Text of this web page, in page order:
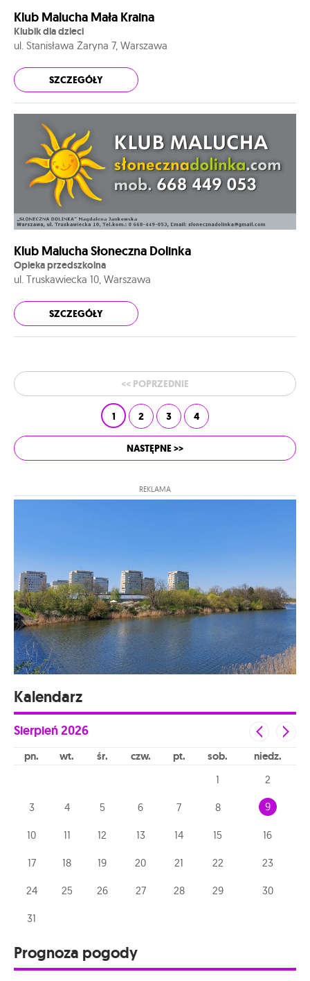
Klub Malucha Mała Kraina
Klubik dla dzieci
ul. Stanisława Żaryna 7, Warszawa
SZCZEGÓŁY
Klub Malucha Słoneczna Dolinka
Opieka przedszkolna
ul. Truskawiecka 10, Warszawa
SZCZEGÓŁY
<< POPRZEDNIE
1 2 3 4
NASTĘPNE >>
REKLAMA
Kalendarz
Sierpień2026
pn wt śr czw pt sob niedz
1 2
3 4 5 6 7 8 9
10 11 12 13 14 15 16
17 18 19 20 21 22 23
24 25 26 27 28 29 30
31
Prognoza pogody